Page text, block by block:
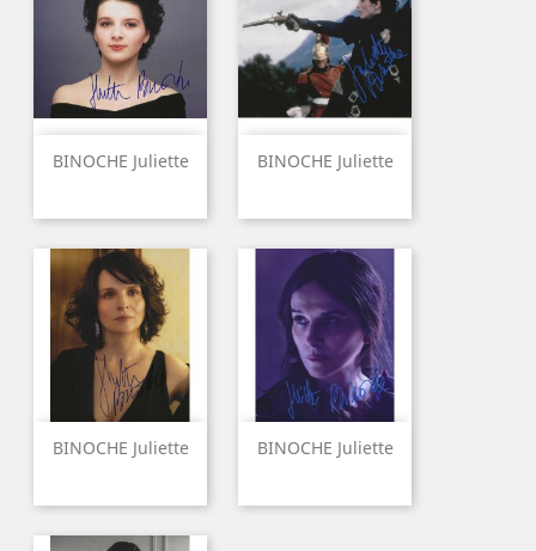
BINOCHE Juliette BINOCHE Juliette
BINOCHE Juliette BINOCHE Juliette